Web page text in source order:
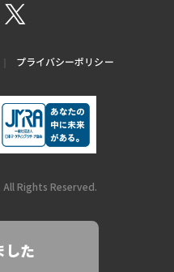
した
プライバシーポリシー
Rights Reserved.